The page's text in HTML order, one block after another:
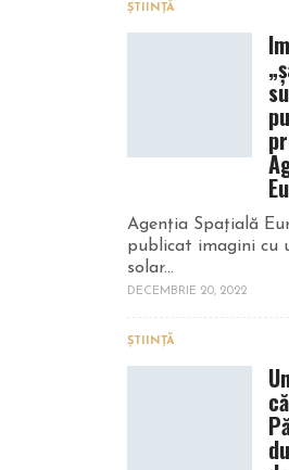
ȘTIINȚĂ
Agenția Spațială
publicat imagini cu
solar...
DECEMBRIE 20, 2022
ȘTIINȚĂ